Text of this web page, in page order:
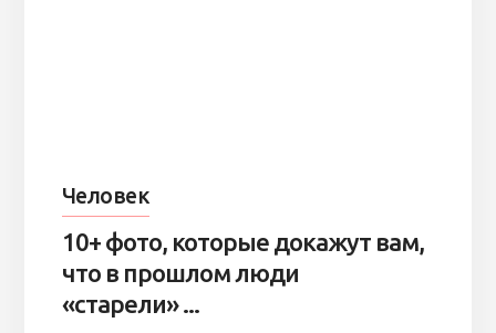
Человек
10+ фото, которые докажут вам,
что в прошлом люди
«старели» ...